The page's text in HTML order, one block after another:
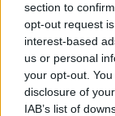
section to
opt-out request
interest-based
us or personal
your opt-out.
disclosure of
IAB’s list of